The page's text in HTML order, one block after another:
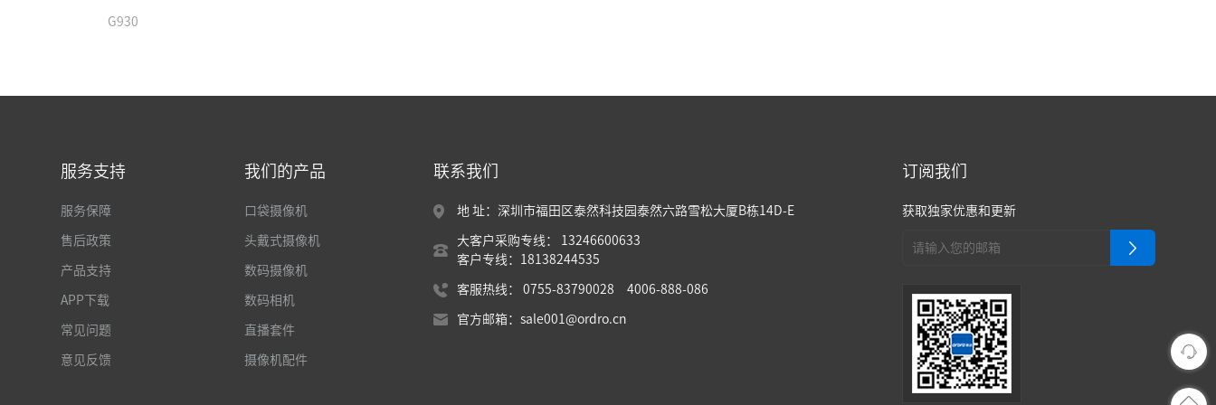
G930
服务支持
服务保障
售后政策
产品支持
APP下载
常见问题
意见反馈
我们的产品
口袋摄像机
头戴式摄像机
数码摄像机
数码相机
直播套件
摄像机配件
联系我们
地 址：深圳市福田区泰然科技园泰然六路雪松大厦B栋14D-E
大客户采购专线： 13246600633
客户专线：18138244535
客服热线： 0755-83790028 4006-888-086
官方邮箱：sale001@ordro.cn
订阅我们
获取独家优惠和更新